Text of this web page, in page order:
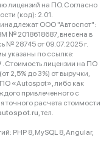
лицензий на ПО. Согласно
(код): 2.01.
ООО "Автоспот":
№ 2018618687, внесена в
№ 28745 от 09.07.2025 г.
указаны по ссылке:
. Стоимость лицензии на ПО
2,5% до 3%) от выручки,
«Autospot», либо как
привлеченного с
расчета стоимости
, тел.
PHP 8, MySQL 8, Angular,